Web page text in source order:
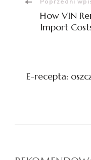
wpisu
How VIN
Import
E-recepta: